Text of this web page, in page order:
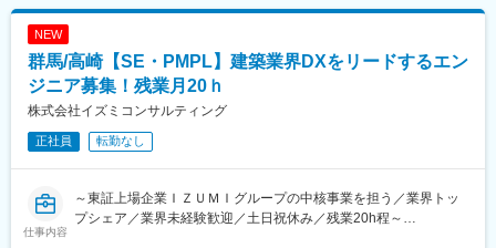
要に応じ、見積作成・作図等を支援するというようなイメージで
すのでご安心ください。
■取り扱い商品:
・パッケージエアコン（電気式）
※全てを取り扱っているのは、総合電機メーカーのパナソニックだ
けです！
NEW
群馬/高崎【SE・PMPL】建築業界DXをリードするエン
ジニア募集！残業月20ｈ
株式会社イズミコンサルティング
正社員 転勤なし
仕事内容
～東証上場企業ＩＺＵＭＩグループの中核事業を担う／業界トッ
プシェア／業界未経験歓迎／土日祝休み／残業20h程～